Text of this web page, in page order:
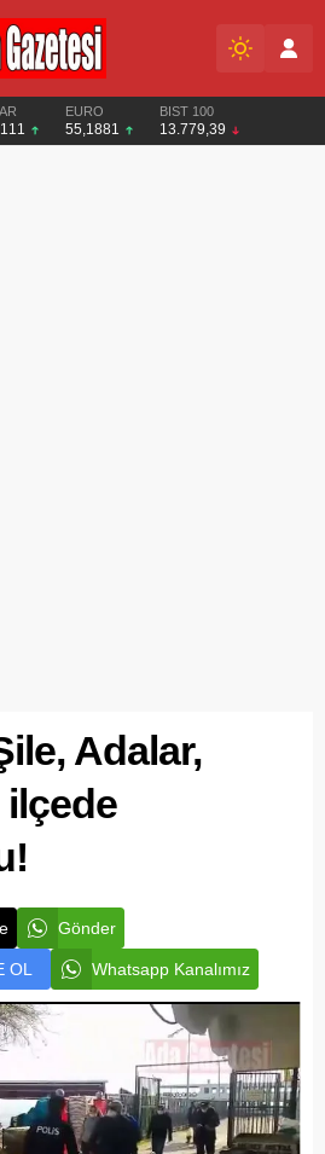
EURO
55,1881
BIST 100
13.779,39
Adalar,
ilçede
Gönder
OL Whatsapp Kanalımız